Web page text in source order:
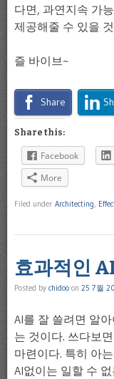
다면, 과연지속 가
제공해줄 수 있을
즐 바이브~
Share
Share this:
Facebook
More
Filed under Architecting,
효과적인
Posted by chidoo on 25 7월
AI를 잘 쓸려면 알
는 것이다. 쓰다보
마련이다. 특히 아
AI없이는 일할 수